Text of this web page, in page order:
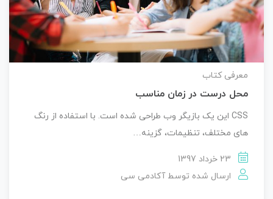
معرفی کتاب
محل درست در زمان مناسب
CSS این یک بازیگر وب طراحی شده است. با استفاده از رنگ
های مختلف، تنظیمات، گزینه…
23 خرداد 1397
ارسال شده توسط آکادمی سی